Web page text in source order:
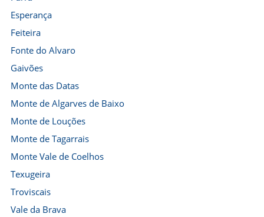
Esperança
Feiteira
Fonte do Alvaro
Gaivões
Monte das Datas
Monte de Algarves de Baixo
Monte de Louções
Monte de Tagarrais
Monte Vale de Coelhos
Texugeira
Troviscais
Vale da Brava